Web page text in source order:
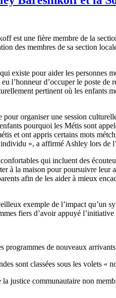
est une fière membre de la
des membres de sa section
existe pour aider les
l’honneur d’occuper le poste
pertinent où les enfants
organiser une session
pourquoi les Métis sont
et ont appris certains mots
», a affirmé Ashley lors de
qui incluent des
à la maison pour poursuivre
afin de les aider à mieux
exemple de l’impact
fiers d’avoir appuyé
de nouveaux
sont classées sous les volets
justice communautaire non